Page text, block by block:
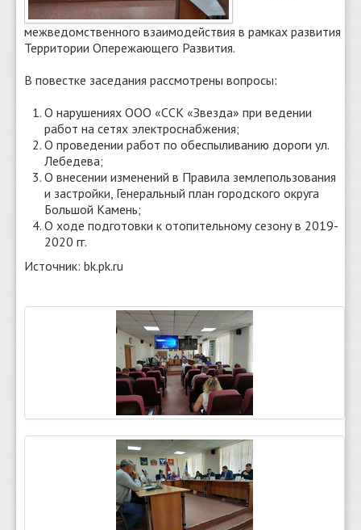
межведомственного взаимодействия в рамках развития
Территории Опережающего Развития.
В повестке заседания рассмотрены вопросы:
О нарушениях ООО «ССК «Звезда» при ведении
работ на сетях электроснабжения;
О проведении работ по обеспыливанию дороги ул.
Лебедева;
О внесении изменений в Правила землепользования
и застройки, Генеральный план городского округа
Большой Камень;
О ходе подготовки к отопительному сезону в 2019-
2020 гг.
Источник: bk.pk.ru